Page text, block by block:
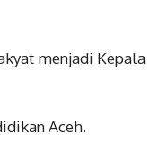
menjadi Kepala
Aceh.